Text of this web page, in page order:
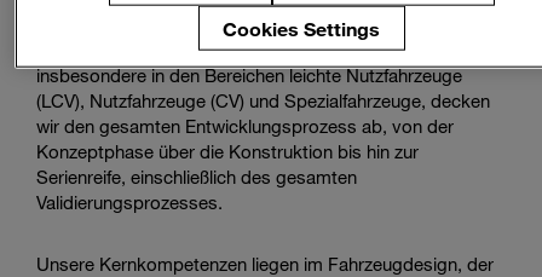
Mit unserer langjährigen Erfahrung im Fahrzeugbau,
insbesondere in den Bereichen leichte Nutzfahrzeuge
(LCV), Nutzfahrzeuge (CV) und Spezialfahrzeuge, decken
wir den gesamten Entwicklungsprozess ab, von der
Konzeptphase über die Konstruktion bis hin zur
Serienreife, einschließlich des gesamten
Validierungsprozesses.
Unsere Kernkompetenzen liegen im Fahrzeugdesign, der
Cookies Settings